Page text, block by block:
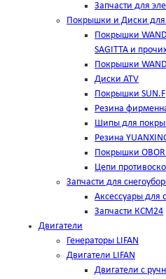
Запчасти для
Покрышки и Диски для
Покрышки
SAGITTA и
Покрышки
Диски ATV
Покрышки SUN.F
Резина
Шипы для
Резина
Покрышки OBOR
Цепи
Запчасти для
Аксессуары для
Запчасти КСМ24
Двигатели
Генераторы LIFAN
Двигатели LIFAN
Двигатели с